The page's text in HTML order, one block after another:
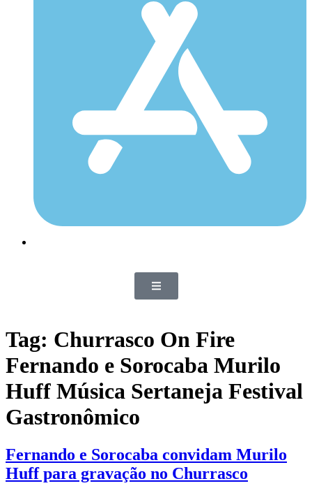
Tag: Churrasco On Fire
Fernando e Sorocaba Murilo
Huff Música Sertaneja Festival
Gastronômico
Fernando e Sorocaba convidam Murilo
Huff para gravação no Churrasco